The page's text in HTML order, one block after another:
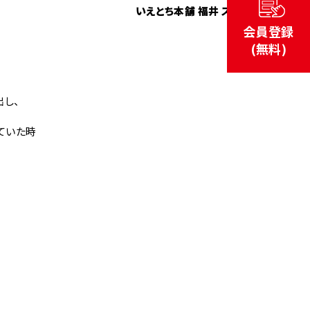
いえとち本舗 福井 スタッフ
、
いた時
会員登録
(無料)